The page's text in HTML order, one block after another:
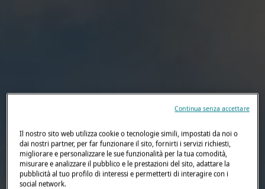
Il nostro sito web utilizza cookie o tecnologie simili, impostati da noi o
dai nostri partner, per far funzionare il sito, fornirti i servizi richiesti,
migliorare e personalizzare le sue funzionalità per la tua comodità,
misurare e analizzare il pubblico e le prestazioni del sito, adattare la
pubblicità al tuo profilo di interessi e permetterti di interagire con i
social network.
Continua senza accettare